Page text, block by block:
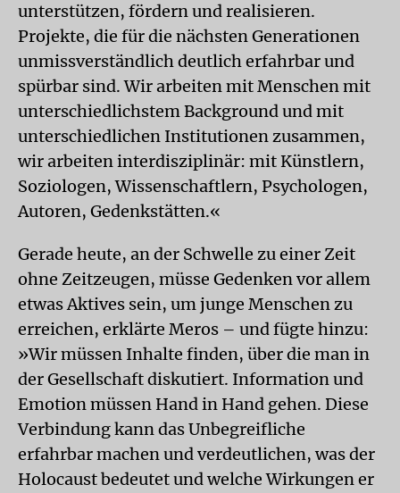
unterstützen, fördern und realisieren.
Projekte, die für die nächsten Generationen
unmissverständlich deutlich erfahrbar und
spürbar sind. Wir arbeiten mit Menschen mit
unterschiedlichstem Background und mit
unterschiedlichen Institutionen zusammen,
wir arbeiten interdisziplinär: mit Künstlern,
Soziologen, Wissenschaftlern, Psychologen,
Autoren, Gedenkstätten.«
Gerade heute, an der Schwelle zu einer Zeit
ohne Zeitzeugen, müsse Gedenken vor allem
etwas Aktives sein, um junge Menschen zu
erreichen, erklärte Meros – und fügte hinzu:
»Wir müssen Inhalte finden, über die man in
der Gesellschaft diskutiert. Information und
Emotion müssen Hand in Hand gehen. Diese
Verbindung kann das Unbegreifliche
erfahrbar machen und verdeutlichen, was der
Holocaust bedeutet und welche Wirkungen er